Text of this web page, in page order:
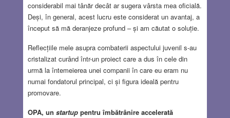
considerabil mai tânăr decât ar sugera vârsta mea oficială.
Deși, în general, acest lucru este considerat un avantaj, a
început să mă deranjeze profund – și am căutat o soluție.
Reflecțiile mele asupra combaterii aspectului juvenil s-au
cristalizat curând într-un proiect care a dus în cele din
urmă la întemeierea unei companii în care eu eram nu
numai fondatorul principal, ci și figura ideală pentru
promovare.
OPA, un startuppentru îmbătrânire accelerată